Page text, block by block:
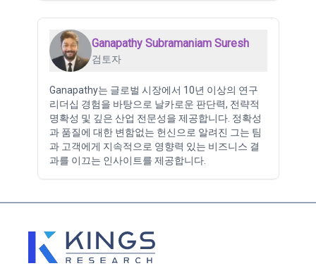
Ganapathy Subramaniam Suresh
검토자
Ganapathy는 글로벌 시장에서 10년 이상의 연구
리더십 경험을 바탕으로 날카로운 판단력, 전략적
명확성 및 깊은 산업 전문성을 제공합니다. 정확성
과 품질에 대한 변함없는 헌신으로 알려진 그는 팀
과 고객에게 지속적으로 영향력 있는 비즈니스 결
과를 이끄는 인사이트를 제공합니다.